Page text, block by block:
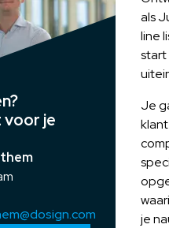
voor je
als
line
start
Je
je